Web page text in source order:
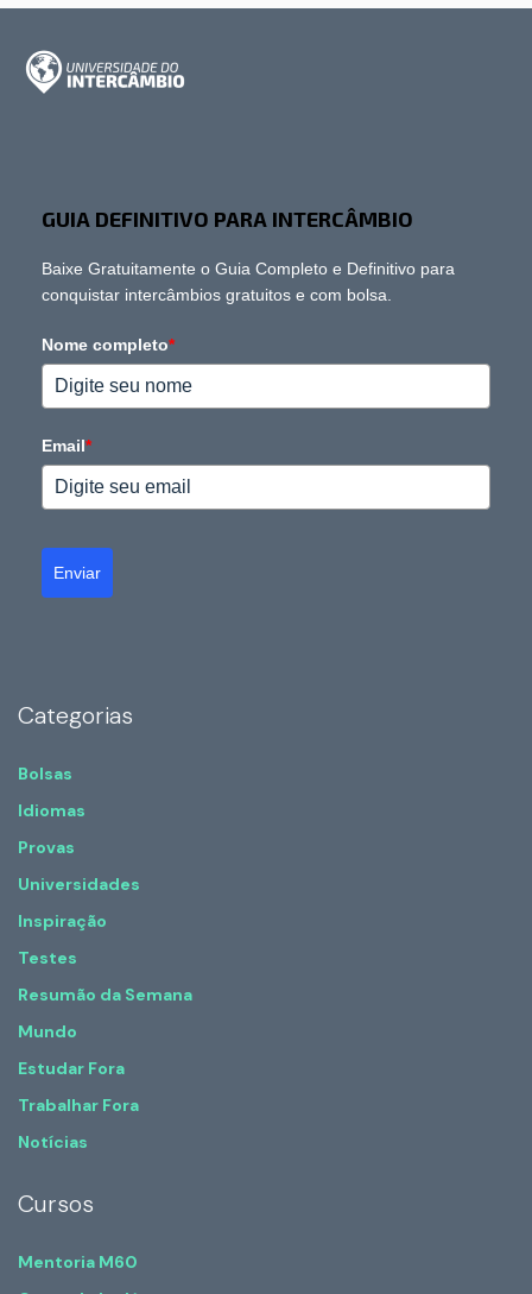
GUIA DEFINITIVO PARA INTERCÂMBIO
Baixe Gratuitamente o Guia Completo e Definitivo para
conquistar intercâmbios gratuitos e com bolsa.
Nome completo*
Email*
Enviar
Categorias
Bolsas
Idiomas
Provas
Universidades
Inspiração
Testes
Resumão da Semana
Mundo
Estudar Fora
Trabalhar Fora
Notícias
Cursos
Mentoria M60